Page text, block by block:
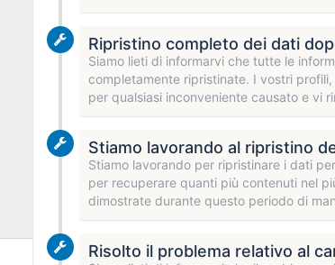
Ripristino completo dei dati
Siamo lieti di informarvi che tutte le
completamente ripristinate. I vostri
per qualsiasi inconveniente causato e vi
Stiamo lavorando al ripristino
Stiamo lavorando per ripristinare i dati
per recuperare quanti più contenuti nel
dimostrate durante questo periodo di
Risolto il problema relativo al